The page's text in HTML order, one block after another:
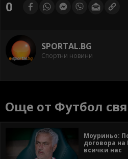
0
SPORTAL.BG
Спортни новини
Още от Футбол
Моуриньо:
договора на
всички нас